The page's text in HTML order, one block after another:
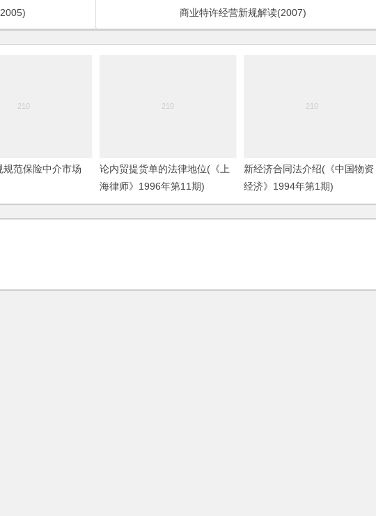
商业特许经营新规解读(2007)
规范保险中介市场
论内贸提货单的法律地位(《上
海律师》1996年第11期)
新经济合同法介绍(《中国物资
经济》1994年第1期)